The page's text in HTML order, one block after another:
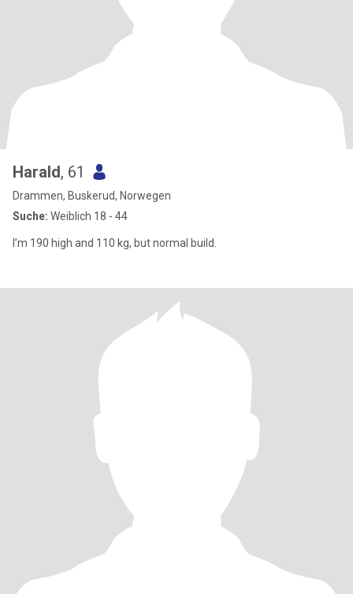
Harald, 61
Drammen, Buskerud, Norwegen
Suche: Weiblich 18 - 44
I’m 190 high and 110 kg, but normal build.